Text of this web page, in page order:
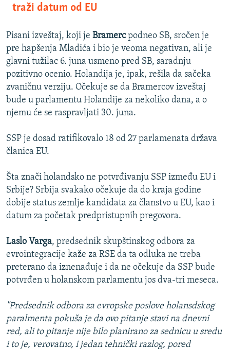
traži datum od EU
Pisani izveštaj, koji je Bramercpodneo SB, sročen je
pre hapšenja Mladića i bio je veoma negativan, ali je
glavni tužilac 6. juna usmeno pred SB, saradnju
pozitivno ocenio. Holandija je, ipak, rešila da sačeka
zvaničnu verziju. Očekuje se da Bramercov izveštaj
bude u parlamentu Holandije za nekoliko dana, a o
njemu će se raspravljati 30. juna.
SSP je dosad ratifikovalo 18 od 27 parlamenata država
članica EU.
Šta znači holandsko ne potvrđivanju SSP između EU i
Srbije? Srbija svakako očekuje da do kraja godine
dobije status zemlje kandidata za članstvo u EU, kao i
datum za početak predpristupnih pregovora.
Laslo Varga, predsednik skupštinskog odbora za
evrointegracije kaže za RSE da ta odluka ne treba
preterano da iznenađuje i da ne očekuje da SSP bude
potvrđen u holanskom parlamentu jos dva-tri meseca.
"Predsednik odbora za evropske poslove holansdskog
paralmenta pokuša je da ovo pitanje stavi na dnevni
red, ali to pitanje nije bilo planirano za sednicu u sredu
i to je, verovatno, i jedan tehnički razlog, pored